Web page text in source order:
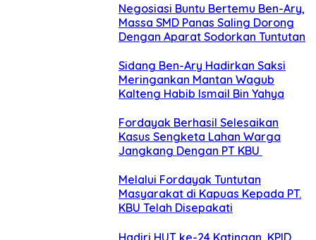
Negosiasi Buntu Bertemu Ben-Ary,
Massa SMD Panas Saling Dorong
Dengan Aparat Sodorkan Tuntutan
Sidang Ben-Ary Hadirkan Saksi
Meringankan Mantan Wagub
Kalteng Habib Ismail Bin Yahya
Fordayak Berhasil Selesaikan
Kasus Sengketa Lahan Warga
Jangkang Dengan PT KBU
Melalui Fordayak Tuntutan
Masyarakat di Kapuas Kepada PT.
KBU Telah Disepakati
Hadiri HUT ke-24 Katingan, KPID